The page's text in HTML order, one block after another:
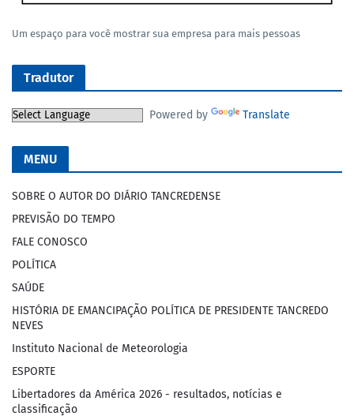
Um espaço para você mostrar sua empresa para mais pessoas
Tradutor
Powered by Translate
MENU
SOBRE O AUTOR DO DIÁRIO TANCREDENSE
PREVISÃO DO TEMPO
FALE CONOSCO
POLÍTICA
SAÚDE
HISTÓRIA DE EMANCIPAÇÃO POLÍTICA DE PRESIDENTE TANCREDO
NEVES
Instituto Nacional de Meteorologia
ESPORTE
Libertadores da América 2026 - resultados, notícias e
classificação